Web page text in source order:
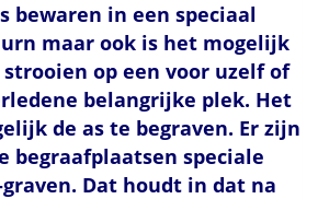
bewaren in een speciaal
maar ook is het mogelijk
op een voor uzelf of
belangrijke plek. Het
de as te begraven. Er zijn
begraafplaatsen speciale
Dat houdt in dat na